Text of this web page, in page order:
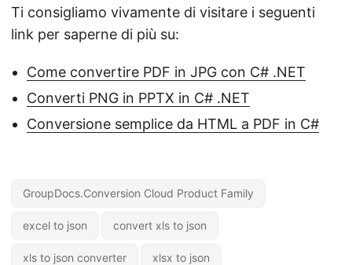
Ti consigliamo vivamente di visitare i seguenti
link per saperne di più su:
Come convertire PDF in JPG con C# .NET
Converti PNG in PPTX in C# .NET
Conversione semplice da HTML a PDF in C#
GroupDocs.Conversion Cloud Product Family
excel to json convert xls to json
xls to json converter xlsx to json